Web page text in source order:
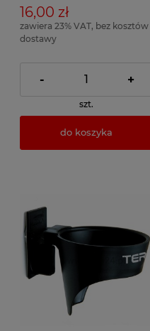
16,00 zł
zawiera 23% VAT, bez kosztów
dostawy
- +
szt.
do koszyka